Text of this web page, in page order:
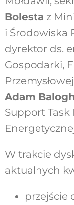
Bolesta z
i Środowiska
dyrektor ds.
Gospodarki,
Adam Balogh
Support Task
W trakcie
aktualnych
przejście